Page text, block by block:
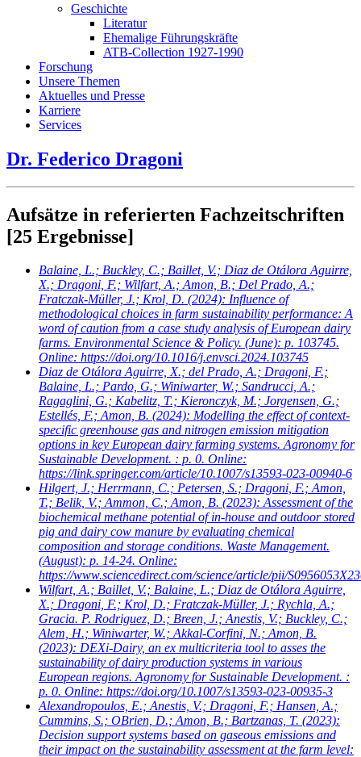
Geschichte
Literatur
Ehemalige Führungskräfte
ATB-Collection 1927-1990
Forschung
Unsere Themen
Aktuelles und Presse
Karriere
Services
Dr. Federico Dragoni
Aufsätze in referierten Fachzeitschriften
[25 Ergebnisse]
Balaine, L.; Buckley, C.; Baillet, V.; Diaz de Otálora Aguirre,
X.; Dragoni, F.; Wilfart, A.; Amon, B.; Del Prado, A.;
Fratczak-Müller, J.; Krol, D. (2024): Influence of
methodological choices in farm sustainability performance: A
word of caution from a case study analysis of European dairy
farms. Environmental Science & Policy. (June): p. 103745.
Online: https://doi.org/10.1016/j.envsci.2024.103745
Diaz de Otálora Aguirre, X.; del Prado, A.; Dragoni, F.;
Balaine, L.; Pardo, G.; Winiwarter, W.; Sandrucci, A.;
Ragaglini, G.; Kabelitz, T.; Kieronczyk, M.; Jorgensen, G.;
Estellés, F.; Amon, B. (2024): Modelling the effect of context-
specific greenhouse gas and nitrogen emission mitigation
options in key European dairy farming systems. Agronomy for
Sustainable Development. : p. 0. Online:
https://link.springer.com/article/10.1007/s13593-023-00940-6
Hilgert, J.; Herrmann, C.; Petersen, S.; Dragoni, F.; Amon,
T.; Belik, V.; Ammon, C.; Amon, B. (2023): Assessment of the
biochemical methane potential of in-house and outdoor stored
pig and dairy cow manure by evaluating chemical
composition and storage conditions. Waste Management.
(August): p. 14-24. Online:
https://www.sciencedirect.com/science/article/pii/
Wilfart, A.; Baillet, V.; Balaine, L.; Diaz de Otálora Aguirre,
X.; Dragoni, F.; Krol, D.; Fratczak-Müller, J.; Rychla, A.;
Gracia. P. Rodriguez, D.; Breen, J.; Anestis, V.; Buckley, C.;
Alem, H.; Winiwarter, W.; Akkal-Corfini, N.; Amon, B.
(2023): DEXi-Dairy, an ex multicriteria tool to asses the
sustainability of dairy production systems in various
European regions. Agronomy for Sustainable Development. :
p. 0. Online: https://doi.org/10.1007/s13593-023-00935-3
Alexandropoulos, E.; Anestis, V.; Dragoni, F.; Hansen, A.;
Cummins, S.; OBrien, D.; Amon, B.; Bartzanas, T. (2023):
Decision support systems based on gaseous emissions and
their impact on the sustainability assessment at the farm level: